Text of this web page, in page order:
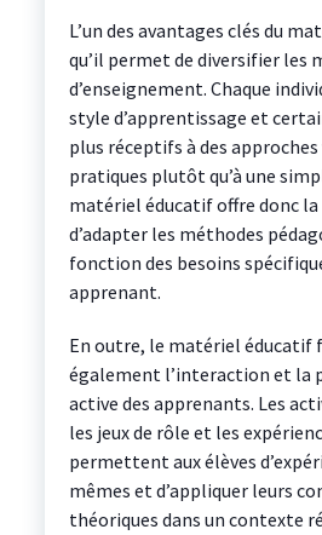
L’un des avantages clés du
qu’il permet de diversifier les
d’enseignement. Chaque
style d’apprentissage et
plus réceptifs à des
pratiques plutôt qu’à une
matériel éducatif offre donc
d’adapter les méthodes
fonction des besoins
apprenant.
En outre, le matériel éducatif
également l’interaction et la
active des apprenants. Les
les jeux de rôle et les
permettent aux élèves
mêmes et d’appliquer leurs
théoriques dans un contexte